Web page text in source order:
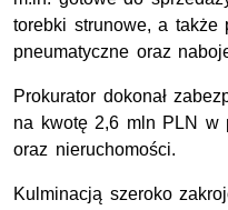
torebki strunowe, a także
pneumatyczne oraz
Prokurator dokonał
na kwotę 2,6 mln PLN w
oraz nieruchomości.
Kulminacją szeroko